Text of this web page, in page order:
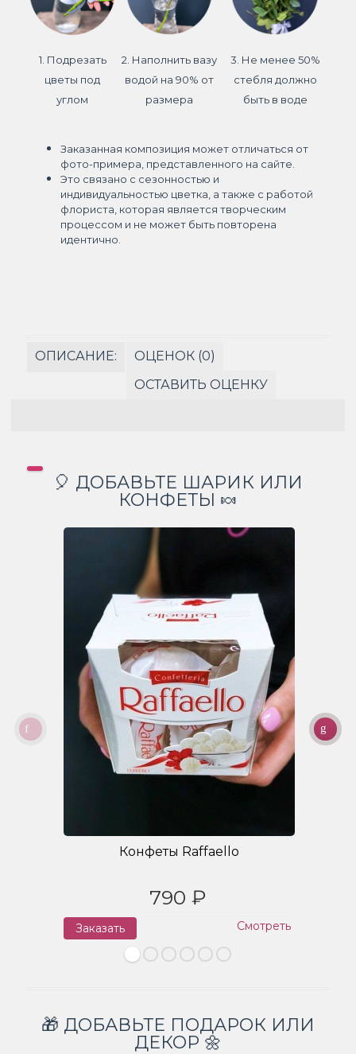
1. Подрезать
цветы под
углом
2. Наполнить вазу
водой на 90% от
размера
3. Не менее 50%
стебля должно
быть в воде
Заказанная композиция может отличаться от
фото-примера, представленного на сайте.
Это связано с сезонностью и
индивидуальностью цветка, а также с работой
флориста, которая является творческим
процессом и не может быть повторена
идентично.
ОПИСАНИЕ:
ОЦЕНОК (0)
ОСТАВИТЬ ОЦЕНКУ
🎈 ДОБАВЬТЕ ШАРИК ИЛИ
КОНФЕТЫ 🍬
Конфеты Raffaello
790 ₽
Заказать Смотреть
🎁 ДОБАВЬТЕ ПОДАРОК ИЛИ
ДЕКОР 🌼